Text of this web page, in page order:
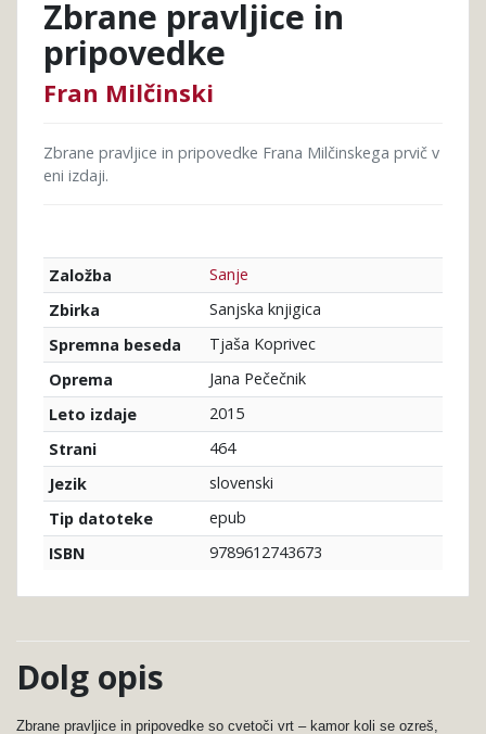
Zbrane pravljice in
pripovedke
Fran Milčinski
Zbrane pravljice in pripovedke Frana Milčinskega prvič v
eni izdaji.
Založba
Sanje
Zbirka
Sanjska knjigica
Spremna beseda
Tjaša Koprivec
Oprema
Jana Pečečnik
Leto izdaje
2015
Strani
464
Jezik
slovenski
Tip datoteke
epub
ISBN
9789612743673
Dolg opis
Zbrane pravljice in pripovedke so cvetoči vrt – kamor koli se ozreš,